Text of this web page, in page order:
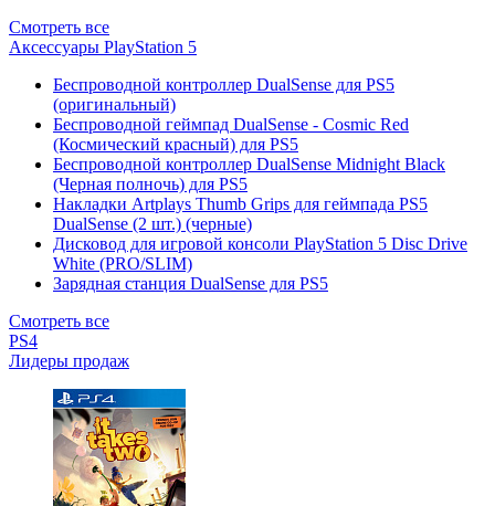
Смотреть все
Аксессуары PlayStation 5
Беспроводной контроллер DualSense для PS5
(оригинальный)
Беспроводной геймпад DualSense - Cosmic Red
(Космический красный) для PS5
Беспроводной контроллер DualSense Midnight Black
(Черная полночь) для PS5
Накладки Artplays Thumb Grips для геймпада PS5
DualSense (2 шт.) (черные)
Дисковод для игровой консоли PlayStation 5 Disc Drive
White (PRO/SLIM)
Зарядная станция DualSense для PS5
Смотреть все
PS4
Лидеры продаж